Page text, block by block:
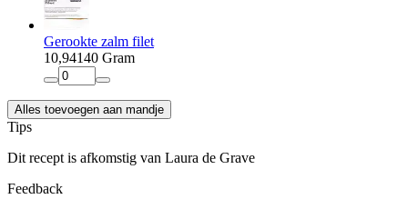
Gerookte zalm filet
10,94140 Gram
Alles toevoegen aan mandje
Tips
Dit recept is afkomstig van Laura de Grave
Feedback